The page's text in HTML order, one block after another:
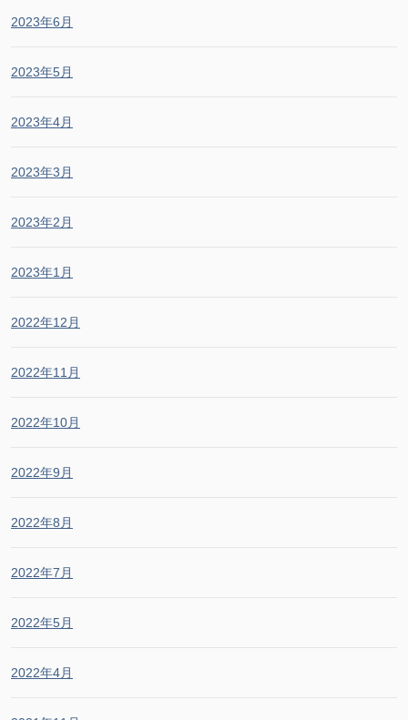
2023年6月
2023年5月
2023年4月
2023年3月
2023年2月
2023年1月
2022年12月
2022年11月
2022年10月
2022年9月
2022年8月
2022年7月
2022年5月
2022年4月